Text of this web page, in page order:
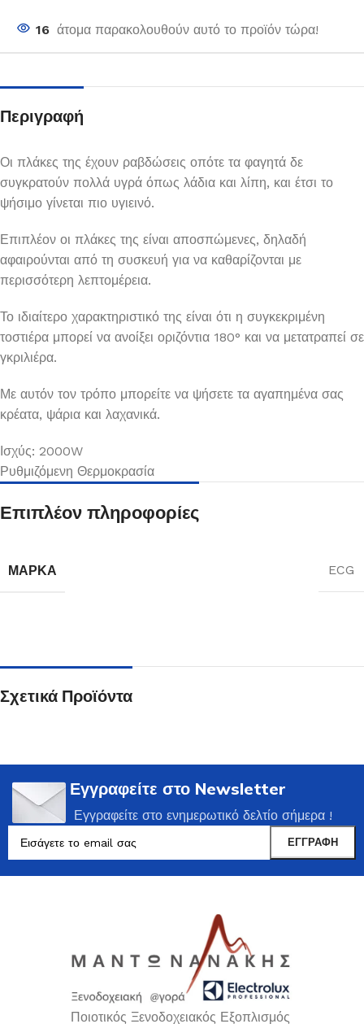
16 άτομα παρακολουθούν αυτό το προϊόν τώρα!
Περιγραφή
Οι πλάκες της έχουν ραβδώσεις οπότε τα φαγητά δε
συγκρατούν πολλά υγρά όπως λάδια και λίπη, και έτσι το
ψήσιμο γίνεται πιο υγιεινό.
Επιπλέον οι πλάκες της είναι αποσπώμενες, δηλαδή
αφαιρούνται από τη συσκευή για να καθαρίζονται με
περισσότερη λεπτομέρεια.
Το ιδιαίτερο χαρακτηριστικό της είναι ότι η συγκεκριμένη
τοστιέρα μπορεί να ανοίξει οριζόντια 180° και να μετατραπεί σε
γκριλιέρα.
Με αυτόν τον τρόπο μπορείτε να ψήσετε τα αγαπημένα σας
κρέατα, ψάρια και λαχανικά.
Ισχύς: 2000W
Ρυθμιζόμενη Θερμοκρασία
Επιπλέον πληροφορίες
ΜΆΡΚΑ ECG
Σχετικά Προϊόντα
Εγγραφείτε στο Newsletter
Εγγραφείτε στο ενημερωτικό δελτίο σήμερα !
Ποιοτικός Ξενοδοχειακός Εξοπλισμός